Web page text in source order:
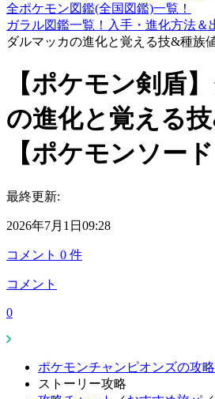
全ポケモン図鑑(全国図鑑)一覧！
ガラル図鑑一覧！入手・進化方法＆
ダルマッカの進化と覚える技&種族
【ポケモン剣盾
の進化と覚える
【ポケモンソー
最終更新:
2026年7月1日09:28
コメント 0 件
コメント
0
ポケモンチャンピオンズの攻略
ストーリー攻略